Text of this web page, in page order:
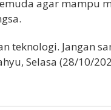
agar mampu
teknologi. Jangan
Selasa (28/10/